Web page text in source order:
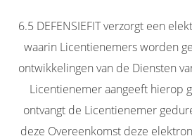
6.5 DEFENSIEFIT verzorgt een
waarin Licentienemers worden
ontwikkelingen van de Diensten
Licentienemer aangeeft hierop
ontvangt de Licentienemer
deze Overeenkomst deze